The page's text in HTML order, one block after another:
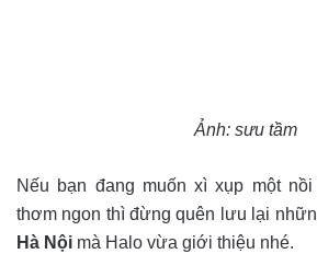
Ảnh: sưu tầm
Nếu bạn đang muốn xì xụp một
thơm ngon thì đừng quên lưu lại
Hà Nội mà Halo vừa giới thiệu nhé.